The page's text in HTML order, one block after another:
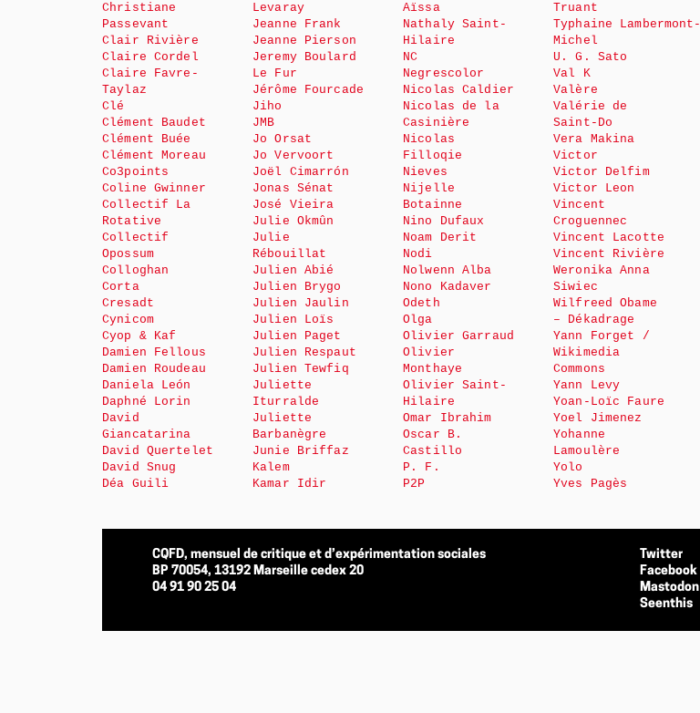
Christiane
Passevant
Clair Rivière
Claire Cordel
Claire Favre-
Taylaz
Clé
Clément Baudet
Clément Buée
Clément Moreau
Co3points
Coline Gwinner
Collectif La
Rotative
Collectif
Opossum
Colloghan
Corta
Cresadt
Cynicom
Cyop & Kaf
Damien Fellous
Damien Roudeau
Daniela León
Daphné Lorin
David
Giancatarina
David Quertelet
David Snug
Déa Guili
Levaray
Jeanne Frank
Jeanne Pierson
Jeremy Boulard
Le Fur
Jérôme Fourcade
Jiho
JMB
Jo Orsat
Jo Vervoort
Joël Cimarrón
Jonas Sénat
José Vieira
Julie Okmûn
Julie
Rébouillat
Julien Abié
Julien Brygo
Julien Jaulin
Julien Loïs
Julien Paget
Julien Respaut
Julien Tewfiq
Juliette
Iturralde
Juliette
Barbanègre
Junie Briffaz
Kalem
Kamar Idir
Aïssa
Nathaly Saint-
Hilaire
NC
Negrescolor
Nicolas Caldier
Nicolas de la
Casinière
Nicolas
Filloqie
Nieves
Nijelle
Botainne
Nino Dufaux
Noam Derit
Nodi
Nolwenn Alba
Nono Kadaver
Odeth
Olga
Olivier Garraud
Olivier
Monthaye
Olivier Saint-
Hilaire
Omar Ibrahim
Oscar B.
Castillo
P. F.
P2P
Truant
Typhaine Lambermont-
Michel
U. G. Sato
Val K
Valère
Valérie de
Saint-Do
Vera Makina
Victor
Victor Delfim
Victor Leon
Vincent
Croguennec
Vincent Lacotte
Vincent Rivière
Weronika Anna
Siwiec
Wilfreed Obame
– Dékadrage
Yann Forget /
Wikimedia
Commons
Yann Levy
Yoan-Loïc Faure
Yoel Jimenez
Yohanne
Lamoulère
Yolo
Yves Pagès
CQFD, mensuel de critique et d’expérimentation sociales
BP 70054, 13192 Marseille cedex 20
04 91 90 25 04
Twitter
Facebook
Mastodon
Seenthis